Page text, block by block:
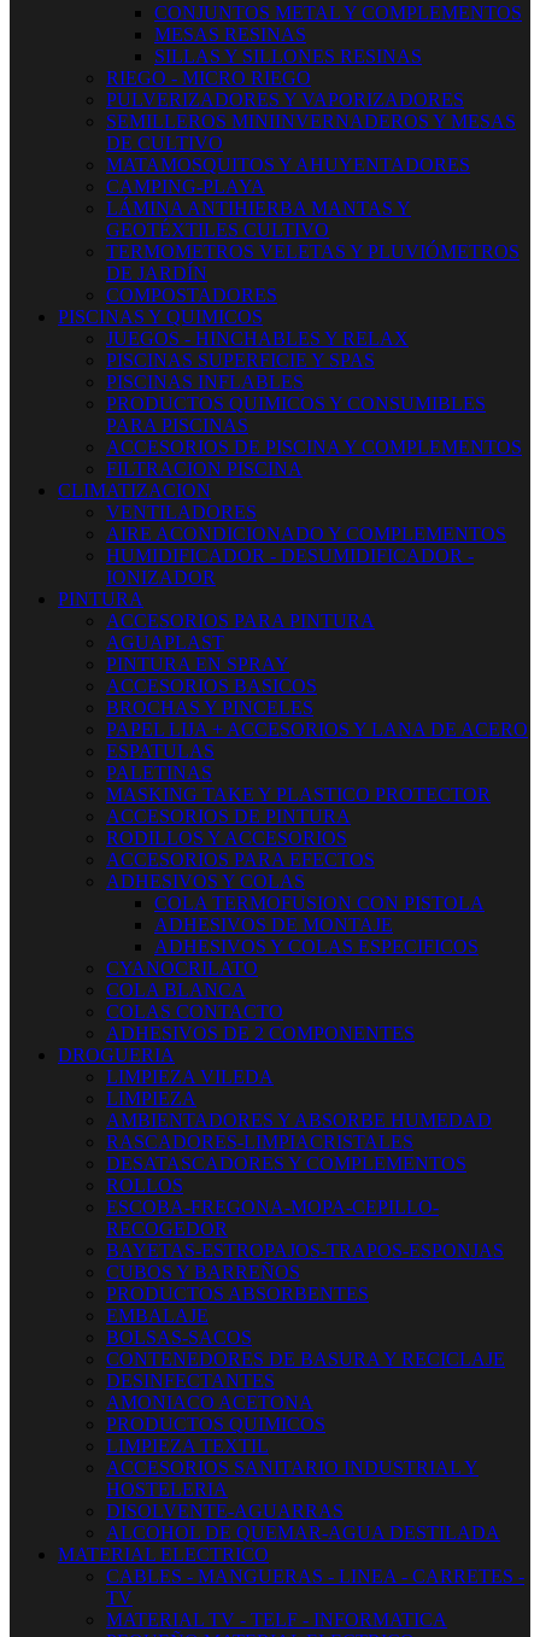
CONJUNTOS METAL Y COMPLEMENTOS
MESAS RESINAS
SILLAS Y SILLONES RESINAS
RIEGO - MICRO RIEGO
PULVERIZADORES Y VAPORIZADORES
SEMILLEROS MINIINVERNADEROS Y MESAS
DE CULTIVO
MATAMOSQUITOS Y AHUYENTADORES
CAMPING-PLAYA
LÁMINA ANTIHIERBA MANTAS Y
GEOTÉXTILES CULTIVO
TERMOMETROS VELETAS Y PLUVIÓMETROS
DE JARDÍN
COMPOSTADORES
PISCINAS Y QUIMICOS
JUEGOS - HINCHABLES Y RELAX
PISCINAS SUPERFICIE Y SPAS
PISCINAS INFLABLES
PRODUCTOS QUIMICOS Y CONSUMIBLES
PARA PISCINAS
ACCESORIOS DE PISCINA Y COMPLEMENTOS
FILTRACION PISCINA
CLIMATIZACION
VENTILADORES
AIRE ACONDICIONADO Y COMPLEMENTOS
HUMIDIFICADOR - DESUMIDIFICADOR -
IONIZADOR
PINTURA
ACCESORIOS PARA PINTURA
AGUAPLAST
PINTURA EN SPRAY
ACCESORIOS BASICOS
BROCHAS Y PINCELES
PAPEL LIJA + ACCESORIOS Y LANA DE ACERO
ESPATULAS
PALETINAS
MASKING TAKE Y PLASTICO PROTECTOR
ACCESORIOS DE PINTURA
RODILLOS Y ACCESORIOS
ACCESORIOS PARA EFECTOS
ADHESIVOS Y COLAS
COLA TERMOFUSION CON PISTOLA
ADHESIVOS DE MONTAJE
ADHESIVOS Y COLAS ESPECIFICOS
CYANOCRILATO
COLA BLANCA
COLAS CONTACTO
ADHESIVOS DE 2 COMPONENTES
DROGUERIA
LIMPIEZA VILEDA
LIMPIEZA
AMBIENTADORES Y ABSORBE HUMEDAD
RASCADORES-LIMPIACRISTALES
DESATASCADORES Y COMPLEMENTOS
ROLLOS
ESCOBA-FREGONA-MOPA-CEPILLO-
RECOGEDOR
BAYETAS-ESTROPAJOS-TRAPOS-ESPONJAS
CUBOS Y BARREÑOS
PRODUCTOS ABSORBENTES
EMBALAJE
BOLSAS-SACOS
CONTENEDORES DE BASURA Y RECICLAJE
DESINFECTANTES
AMONIACO ACETONA
PRODUCTOS QUIMICOS
LIMPIEZA TEXTIL
ACCESORIOS SANITARIO INDUSTRIAL Y
HOSTELERIA
DISOLVENTE-AGUARRAS
ALCOHOL DE QUEMAR-AGUA DESTILADA
MATERIAL ELECTRICO
CABLES - MANGUERAS - LINEA - CARRETES -
TV
MATERIAL TV - TELF - INFORMATICA